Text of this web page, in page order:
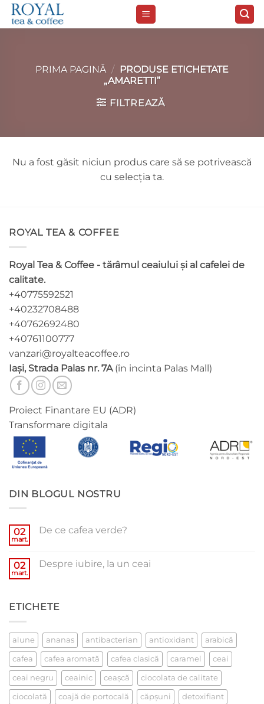
Skip
PRIMA PAGINĂ / PRODUSE ETICHETATE
„AMARETTI”
FILTREAZĂ
Nu a fost găsit niciun produs care să se potrivească
cu selecția ta.
ROYAL TEA & COFFEE
Royal Tea & Coffee - tărâmul ceaiului și al cafelei de
calitate.
+40775592521
+40232708488
+40762692480
+40761100777
vanzari@royalteacoffee.ro
Iași, Strada Palas nr. 7A(în incinta Palas Mall)
Proiect Finantare EU (ADR)
Transformare digitala
DIN BLOGUL NOSTRU
02
mart.
De ce cafea verde?
De
02
mart.
Despre iubire, la un ceai
iubire,
ETICHETE
alune ananas antibacterian antioxidant arabică
cafea cafea aromată cafea clasică caramel ceai
ceai negru ceainic ceaşcă ciocolata de calitate
ciocolată coajă de portocală căpşuni detoxifiant